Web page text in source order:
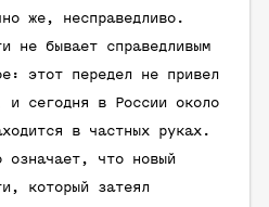
же, несправедливо.
не бывает справедливым
этот передел не привел
и сегодня в России около
в частных руках.
что новый
который затеял